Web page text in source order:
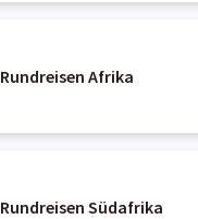
Rundreisen Afrika
Rundreisen Südafrika